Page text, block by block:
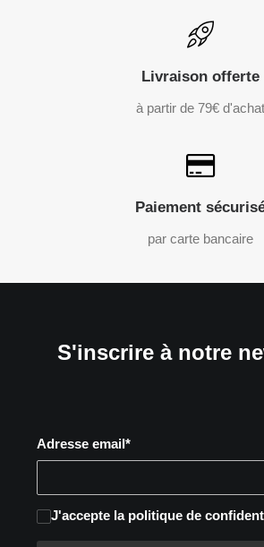
Livraison offerte
à partir de 79€ d'achat
Paiement
par carte bancaire
S'inscrire à notre
Adresse email*
J'accepte la politique de